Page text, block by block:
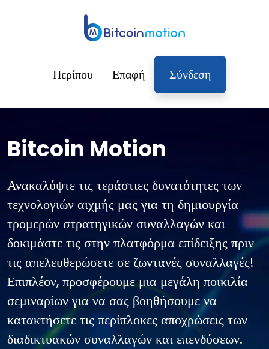
Περίπου Επαφή Σύνδεση
Bitcoin Motion
Ανακαλύψτε τις τεράστιες δυνατότητες των
τεχνολογιών αιχμής μας για τη δημιουργία
τρομερών στρατηγικών συναλλαγών και
δοκιμάστε τις στην πλατφόρμα επίδειξης πριν
τις απελευθερώσετε σε ζωντανές συναλλαγές!
Επιπλέον, προσφέρουμε μια μεγάλη ποικιλία
σεμιναρίων για να σας βοηθήσουμε να
κατακτήσετε τις περίπλοκες αποχρώσεις των
διαδικτυακών συναλλαγών και επενδύσεων.